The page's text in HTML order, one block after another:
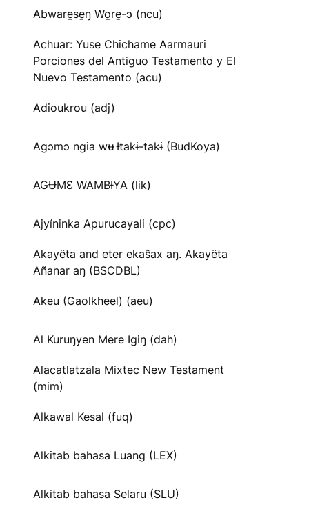
Abware̱se̱ŋ Wo̱re̱-ɔ (ncu)
Achuar: Yuse Chichame Aarmauri
Porciones del Antiguo Testamento y El
Nuevo Testamento (acu)
Adioukrou (adj)
Agɔmɔ ngia wʉ Ɨtakɨ-takɨ (BudKoya)
AGɄMƐ WAMBƗYA (lik)
Ajyíninka Apurucayali (cpc)
Akayëta and eter ekaŝax aŋ. Akayëta
Añanar aŋ (BSCDBL)
Akeu (Gaolkheel) (aeu)
Al Kuruŋyen Mere Igiŋ (dah)
Alacatlatzala Mixtec New Testament
(mim)
Alkawal Kesal (fuq)
Alkitab bahasa Luang (LEX)
Alkitab bahasa Selaru (SLU)